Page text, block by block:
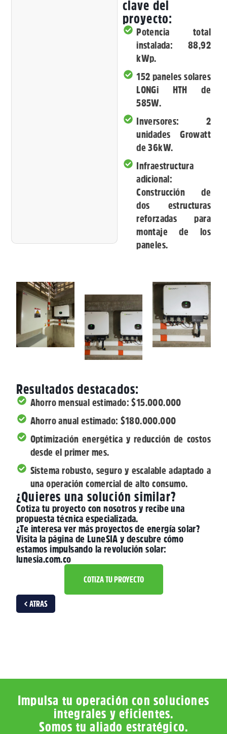
clave del
proyecto:
Potencia total
instalada: 88,92
kWp.
152 paneles solares
LONGi HTH de
585W.
Inversores: 2
unidades Growatt
de 36kW.
Infraestructura
adicional:
Construcción de
dos estructuras
reforzadas para
montaje de los
paneles.
Resultados destacados:
Ahorro mensual estimado: $15.000.000
Ahorro anual estimado: $180.000.000
Optimización energética y reducción de costos
desde el primer mes.
Sistema robusto, seguro y escalable adaptado a
una operación comercial de alto consumo.
¿Quieres una solución similar?
Cotiza tu proyecto con nosotros y recibe una
propuesta técnica especializada.
¿Te interesa ver más proyectos de energía solar?
Visita la página de LuneSIA y descubre cómo
estamos impulsando la revolución solar:
lunesia.com.co
COTIZA TU PROYECTO
< ATRAS
Impulsa tu operación con soluciones
integrales y eficientes.
Somos tu aliado estratégico.